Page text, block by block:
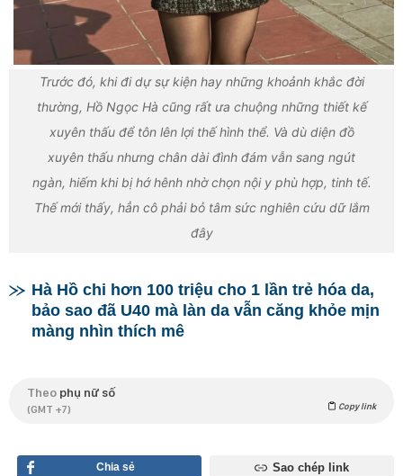
Trước đó, khi đi dự sự kiện hay những khoảnh khắc đời
thường, Hồ Ngọc Hà cũng rất ưa chuộng những thiết kế
xuyên thấu để tôn lên lợi thế hình thể. Và dù diện đồ
xuyên thấu nhưng chân dài đình đám vẫn sang ngút
ngàn, hiếm khi bị hớ hênh nhờ chọn nội y phù hợp, tinh tế.
Thế mới thấy, hẳn cô phải bỏ tâm sức nghiên cứu dữ lắm
đây
Hà Hồ chi hơn 100 triệu cho 1 lần trẻ hóa da,
bảo sao đã U40 mà làn da vẫn căng khỏe mịn
màng nhìn thích mê
Theo phụ nữ số
(GMT +7) Copy link
Chia sẻ Sao chép link